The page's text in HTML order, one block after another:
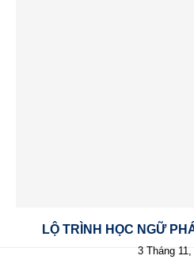
LỘ TRÌNH HỌC NGỮ
3 Tháng 11,